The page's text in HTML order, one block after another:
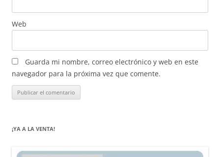
Web
Guarda mi nombre, correo electrónico y web en este
navegador para la próxima vez que comente.
¡YA A LA VENTA!